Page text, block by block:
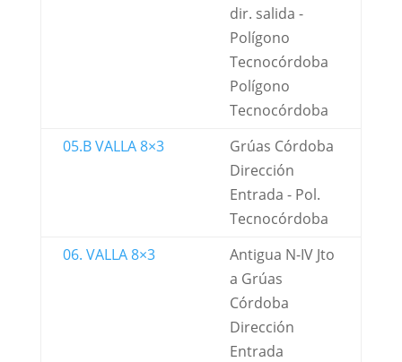
dir. salida -
Polígono
Tecnocórdoba
Polígono
Tecnocórdoba
05.B VALLA 8×3
Grúas Córdoba
Dirección
Entrada - Pol.
Tecnocórdoba
06. VALLA 8×3
Antigua N-IV Jto
a Grúas
Córdoba
Dirección
Entrada